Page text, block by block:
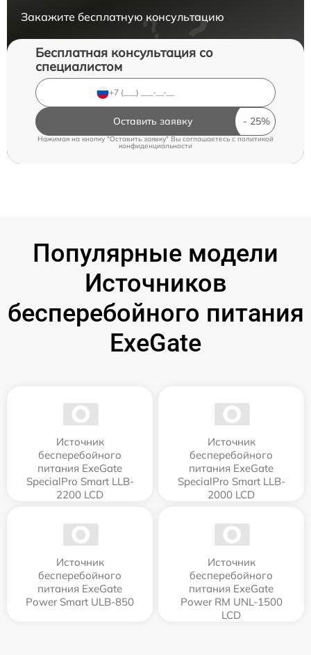
Закажите бесплатную консультацию
Бесплатная консультация со
специалистом
Оставить заявку
Нажимая на кнопку "Оставить заявку" Вы соглашаетесь cполитикой
конфиденциальности
Популярные модели
Источников
бесперебойного питания
ExeGate
Источник
бесперебойного
питания ExeGate
SpecialPro Smart LLB-
2200 LCD
Источник
бесперебойного
питания ExeGate
SpecialPro Smart LLB-
2000 LCD
Источник
бесперебойного
питания ExeGate
Power Smart ULB-850
Источник
бесперебойного
питания ExeGate
Power RM UNL-1500
LCD